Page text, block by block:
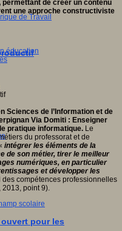
de Travail
éducation
scolaire
permettant de créer un contenu
une approche constructiviste
Sciences de l’Information et de
Via Domiti : Enseigner
pratique informatique. Le
du professorat et de
intégrer les éléments de la
de son métier, tirer le meilleur
numériques, en particulier
et développer les
des compétences professionnelles
2013, point 9).
pour les